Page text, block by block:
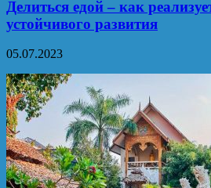
Делиться едой – как
устойчивого развития
05.07.2023